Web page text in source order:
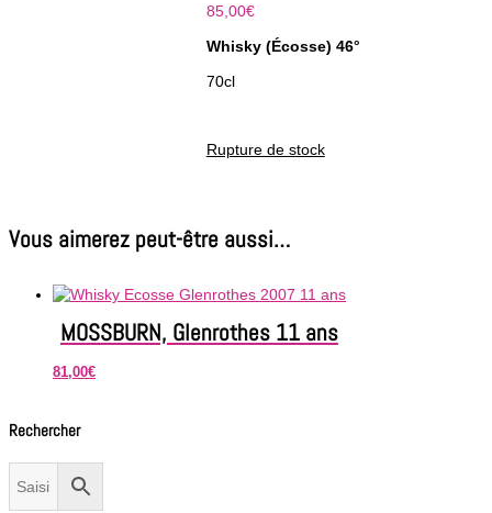
85,00€
Whisky (Écosse) 46°
70cl
Rupture de stock
Vous aimerez peut-être aussi…
MOSSBURN, Glenrothes 11 ans
81,00€
Rechercher